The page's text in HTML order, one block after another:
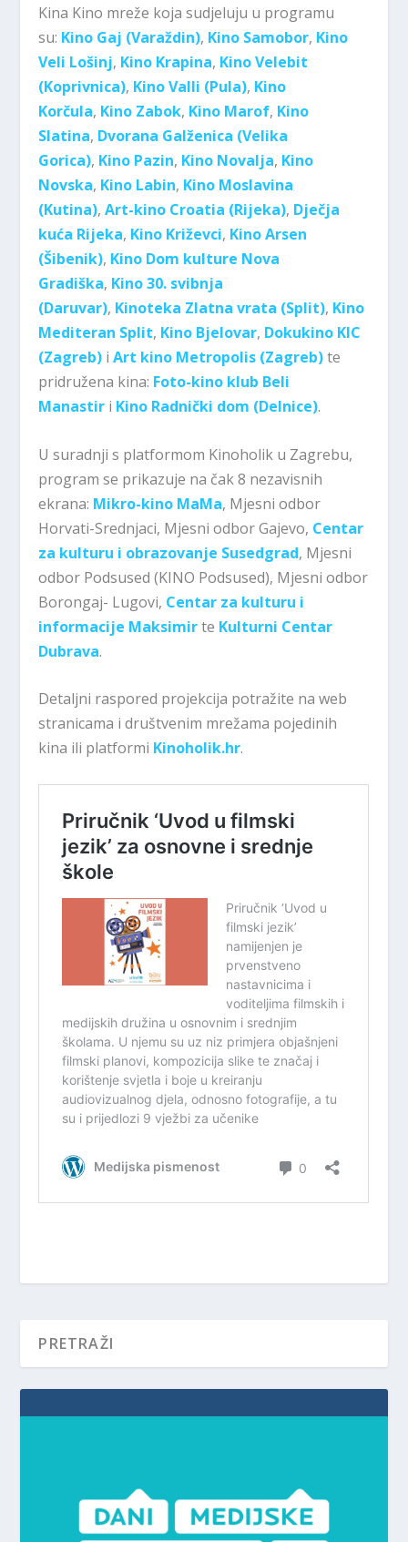
Kina Kino mreže koja sudjeluju u programu
su: Kino Gaj (Varaždin), Kino Samobor, Kino
Veli Lošinj, Kino Krapina, Kino Velebit
(Koprivnica), Kino Valli (Pula), Kino
Korčula, Kino Zabok, Kino Marof, Kino
Slatina, Dvorana Galženica (Velika
Gorica), Kino Pazin, Kino Novalja, Kino
Novska, Kino Labin, Kino Moslavina
(Kutina),Art-kino Croatia (Rijeka), Dječja
kuća Rijeka, Kino Križevci, Kino Arsen
(Šibenik), Kino Dom kulture Nova
Gradiška, Kino 30. svibnja
(Daruvar), Kinoteka Zlatna vrata (Split), Kino
Mediteran Split, Kino Bjelovar, Dokukino KIC
(Zagreb) iArt kino Metropolis (Zagreb)te
pridružena kina: Foto-kino klub Beli
Manastir i Kino Radnički dom (Delnice).
U suradnji s platformom Kinoholik u Zagrebu,
program se prikazuje na čak 8 nezavisnih
ekrana: Mikro-kino MaMa, Mjesni odbor
Horvati-Srednjaci, Mjesni odbor Gajevo, Centar
za kulturu i obrazovanje Susedgrad, Mjesni
odbor Podsused (KINO Podsused), Mjesni odbor
Borongaj- Lugovi, Centar za kulturu i
informacije Maksimirte Kulturni Centar
Dubrava.
Detaljni raspored projekcija potražite na web
stranicama i društvenim mrežama pojedinih
kina ili platformi Kinoholik.hr.